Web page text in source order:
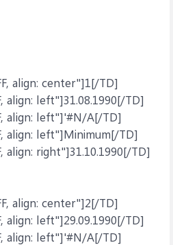
align: center"]1[/TD]
align: left"]31.08.1990[/TD]
align: left"]'#N/A[/TD]
align: left"]Minimum[/TD]
align: right"]31.10.1990[/TD]
align: center"]2[/TD]
align: left"]29.09.1990[/TD]
align: left"]'#N/A[/TD]